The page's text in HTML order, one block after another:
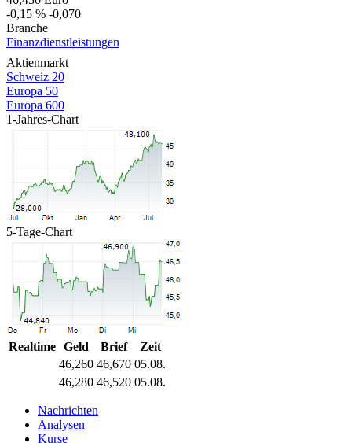
-0,15 % -0,070
Branche
Finanzdienstleistungen
Aktienmarkt
Schweiz 20
Europa 50
Europa 600
1-Jahres-Chart
5-Tage-Chart
Realtime Geld Brief
Zeit
46,260 46,670 05.08.
46,280 46,520 05.08.
Nachrichten
Analysen
Kurse